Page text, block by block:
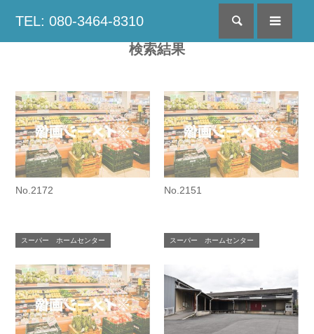
TEL: 080-3464-8310 検索
検索結果
No.2172
スーパー ホームセンター
No.2151
スーパー ホームセンター